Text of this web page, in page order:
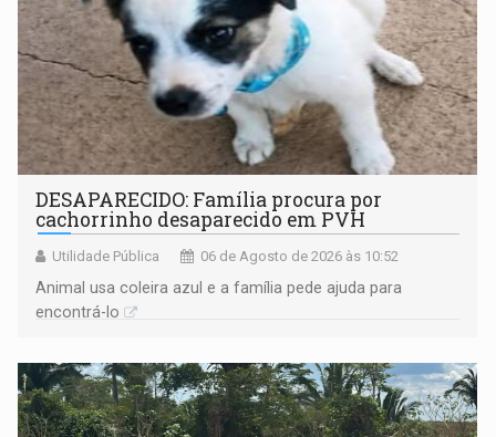
DESAPARECIDO: Família procura por
cachorrinho desaparecido em PVH
Utilidade Pública 06 de Agosto de 2026 às 10:52
Animal usa coleira azul e a família pede ajuda para
encontrá-lo